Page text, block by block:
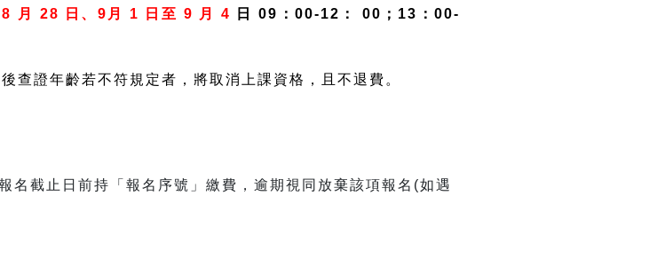
月 28 日、9月 1 日至 9 月 4
日 09：00-12： 00；13：00-
證年齡若不符規定者，將取消上課資格，且不退費。
名截止日前持「報名序號」繳費，逾期視同放棄該項報名(如遇